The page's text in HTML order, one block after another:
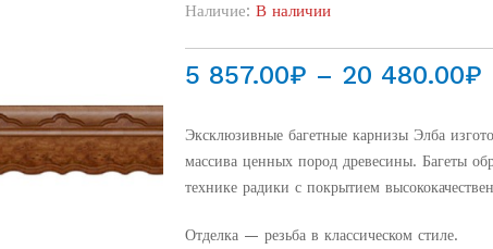
Наличие: В наличии
5 857.00₽ – 20 480.00₽
Эксклюзивные багетные карнизы Элба
массива ценных пород древесины. Багеты
технике радики с покрытием
Отделка — резьба в классическом стиле.